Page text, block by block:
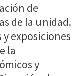
de
de la unidad.
exposiciones
la
y